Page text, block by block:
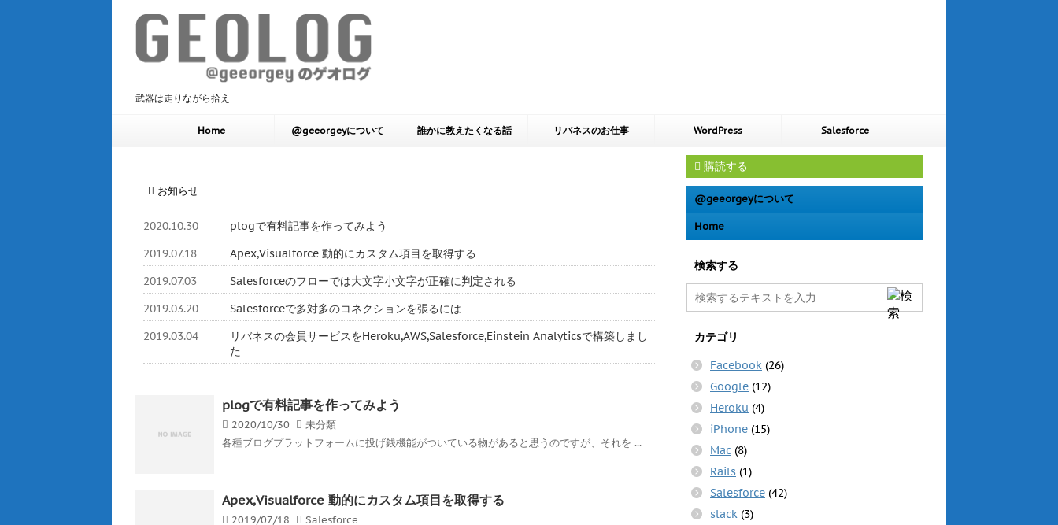
武器は走りながら拾え
Home @geeorgeyについて 誰かに教えたくなる話 リバネスのお仕事 WordPress Salesforce
お知らせ
2020.10.30
plogで有料記事を作ってみよう
2019.07.18
Apex,Visualforce 動的にカスタム項目を取得する
2019.07.03
Salesforceのフローでは大文字小文字が正確に判定される
2019.03.20
Salesforceで多対多のコネクションを張るには
2019.03.04
リバネスの会員サービスをHeroku,AWS,Salesforce,Einstein Analyticsで構築しまし
た
plogで有料記事を作ってみよう
2020/10/30
未分類
各種ブログプラットフォームに投げ銭機能がついている物があると思うのですが、それを ...
Apex,Visualforce 動的にカスタム項目を取得する
2019/07/18
Salesforce
購読する
@geeorgeyについて
Home
検索する
カテゴリ
Facebook (26)
Google (12)
Heroku (4)
iPhone (15)
Mac (8)
Rails (1)
Salesforce (42)
slack (3)